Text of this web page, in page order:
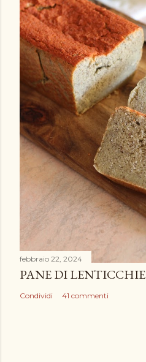
febbraio 22, 2024
PANE DI LENTICCHIE
Condividi 41 commenti